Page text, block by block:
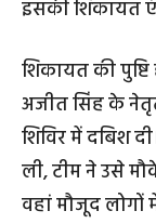
इसकी शिकायत
शिकायत की
अजीत सिंह के
शिविर में दबिश
ली, टीम ने उसे
वहां मौजूद लोगों